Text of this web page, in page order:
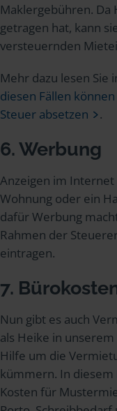
Maklergebühren. Da
getragen hat, kann
versteuernden
Mehr dazu lesen Sie
diesen Fällen
Steuer absetzen
.
6. Werbung
Anzeigen im
Wohnung oder ein
dafür Werbung
Rahmen der
eintragen.
7.
Nun gibt es auch
als Heike in
Hilfe um die
kümmern. In diesem
Kosten für